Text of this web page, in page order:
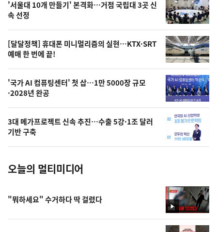
늘
의
영
상
오
의
사
진
'서울대 10개 만들기' 본격화…거점 국립대 3곳 신
속 선정
[달달정책] 휴대폰 미니멀리즘의 실현…KTX·SRT
예매 한 번에 끝!
'국가 AI 컴퓨팅센터' 첫 삽…1만 5000장 규모
·2028년 완공
3대 메가프로젝트 신속 추진…수출 5강·1조 달러
기반 구축
오늘의 멀티미디어
영
상
"뭐하세요" 수거하다 딱 걸렸다